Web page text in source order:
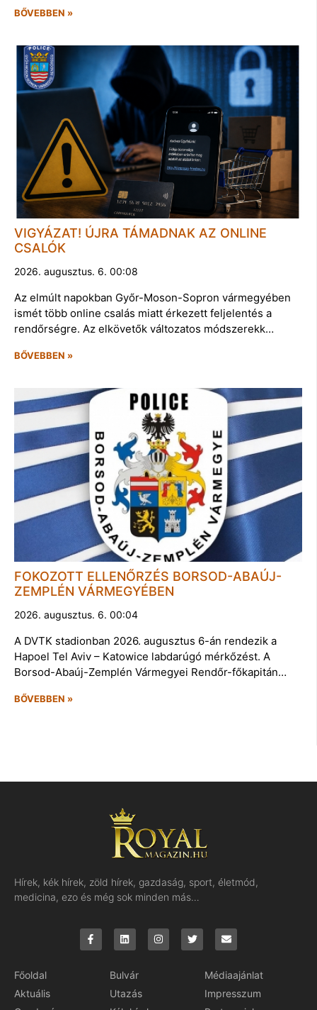
BŐVEBBEN »
VIGYÁZAT! ÚJRA TÁMADNAK AZ ONLINE
CSALÓK
2026. augusztus. 6. 00:08
Az elmúlt napokban Győr-Moson-Sopron vármegyében
ismét több online csalás miatt érkezett feljelentés a
rendőrségre. Az elkövetők változatos módszerekk…
BŐVEBBEN »
FOKOZOTT ELLENŐRZÉS BORSOD-ABAÚJ-
ZEMPLÉN VÁRMEGYÉBEN
2026. augusztus. 6. 00:04
A DVTK stadionban 2026. augusztus 6-án rendezik a
Hapoel Tel Aviv – Katowice labdarúgó mérkőzést. A
Borsod-Abaúj-Zemplén Vármegyei Rendőr-főkapitán…
BŐVEBBEN »
Hírek, kék hírek, zöld hírek, gazdaság, sport, életmód,
medicina, ezo és még sok minden más…
Főoldal
Aktuális
Bulvár
Utazás
Médiaajánlat
Impresszum